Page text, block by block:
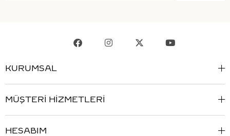
KURUMSAL
MÜŞTERİ HİZMETLERİ
HESABIM